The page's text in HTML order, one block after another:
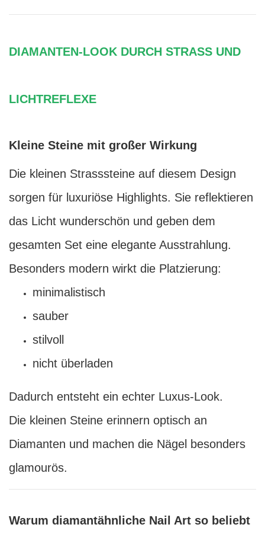
DIAMANTEN-LOOK DURCH STRASS UND
LICHTREFLEXE
Kleine Steine mit großer Wirkung
Die kleinen Strasssteine auf diesem Design
sorgen für luxuriöse Highlights. Sie reflektieren
das Licht wunderschön und geben dem
gesamten Set eine elegante Ausstrahlung.
Besonders modern wirkt die Platzierung:
minimalistisch
sauber
stilvoll
nicht überladen
Dadurch entsteht ein echter Luxus-Look.
Die kleinen Steine erinnern optisch an
Diamanten und machen die Nägel besonders
glamourös.
Warum diamantähnliche Nail Art so beliebt